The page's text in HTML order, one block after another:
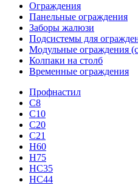
Ограждения
Панельные ограждения
Заборы жалюзи
Подсистемы для
Модульные ограждения
Колпаки на столб
Временные ограждения
Профнастил
С8
С10
С20
С21
H60
H75
HС35
НС44